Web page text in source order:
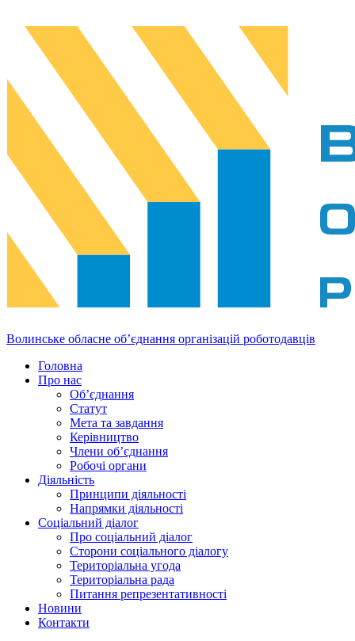
Волинське обласне об’єднання організацій роботодавців
Головна
Про нас
Об’єднання
Статут
Мета та завдання
Керівництво
Члени об’єднання
Робочі органи
Діяльність
Принципи діяльності
Напрямки діяльності
Соціальний діалог
Про соціальний діалог
Сторони соціального діалогу
Територіальна угода
Територіальна рада
Питання репрезентативності
Новини
Контакти